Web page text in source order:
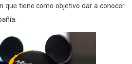
que tiene como objetivo dar a conocer